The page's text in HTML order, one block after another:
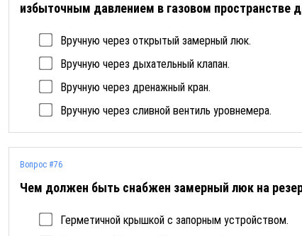
избыточным давлением в газовом пространстве
Вручную через открытый замерный люк.
Вручную через дыхательный клапан.
Вручную через дренажный кран.
Вручную через сливной вентиль уровнемера.
Вопрос #76
Чем должен быть снабжен замерный люк на
Герметичной крышкой с запорным устройством.